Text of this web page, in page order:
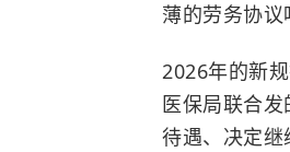
薄的劳务协议
2026年的新
医保局联合
待遇、决定